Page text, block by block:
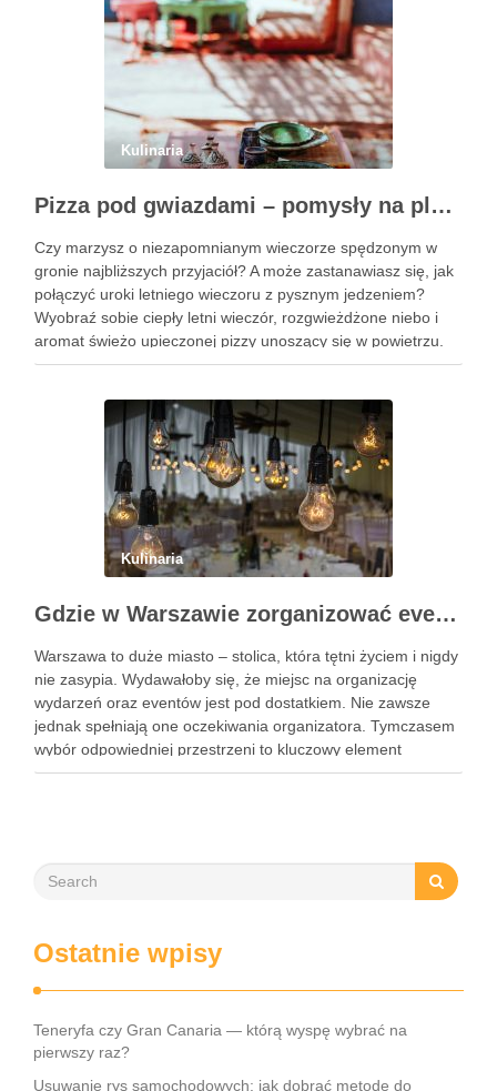
Kulinaria
Pizza pod gwiazdami – pomysły na plenerowy wieczór z przyjaciółmi
Czy marzysz o niezapomnianym wieczorze spędzonym w
gronie najbliższych przyjaciół? A może zastanawiasz się, jak
połączyć uroki letniego wieczoru z pysznym jedzeniem?
Wyobraź sobie ciepły letni wieczór, rozgwieżdżone niebo i
aromat świeżo upieczonej pizzy unoszący się w powietrzu.
Brzmi kusząco, prawda? W tym artykule pokażę Ci, jak
Kulinaria
Gdzie w Warszawie zorganizować event?
Warszawa to duże miasto – stolica, która tętni życiem i nigdy
nie zasypia. Wydawałoby się, że miejsc na organizację
wydarzeń oraz eventów jest pod dostatkiem. Nie zawsze
jednak spełniają one oczekiwania organizatora. Tymczasem
wybór odpowiedniej przestrzeni to kluczowy element
organizacji każdego wydarzenia. Podpowiadamy zatem,
Ostatnie wpisy
Teneryfa czy Gran Canaria — którą wyspę wybrać na
pierwszy raz?
Usuwanie rys samochodowych: jak dobrać metodę do